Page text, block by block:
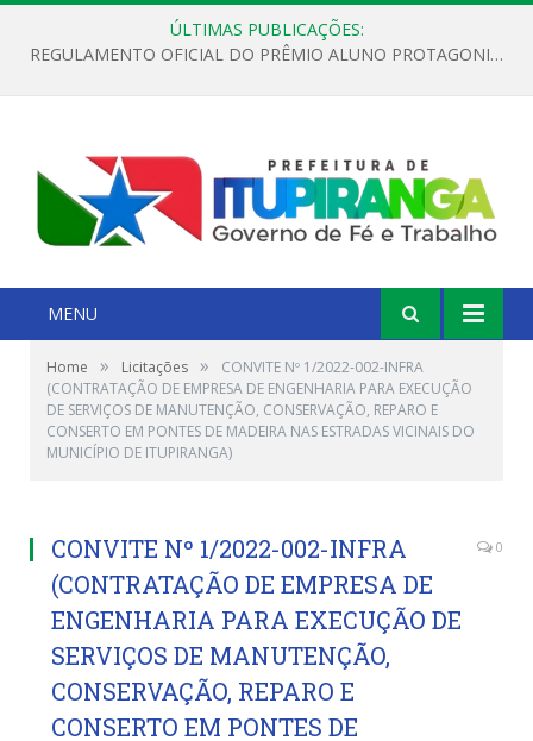
ÚLTIMAS PUBLICAÇÕES:
REGULAMENTO OFICIAL DO PRÊMIO ALUNO PROTAGONISTA – EDIÇÃO 2026
MENU
Home » Licitações »
CONVITE Nº 1/2022-002-INFRA
(CONTRATAÇÃO DE EMPRESA DE ENGENHARIA PARA EXECUÇÃO
DE SERVIÇOS DE MANUTENÇÃO, CONSERVAÇÃO, REPARO E
CONSERTO EM PONTES DE MADEIRA NAS ESTRADAS VICINAIS DO
MUNICÍPIO DE ITUPIRANGA)
CONVITE Nº 1/2022-002-INFRA
(CONTRATAÇÃO DE EMPRESA DE
ENGENHARIA PARA EXECUÇÃO DE
SERVIÇOS DE MANUTENÇÃO,
CONSERVAÇÃO, REPARO E
CONSERTO EM PONTES DE
0